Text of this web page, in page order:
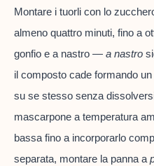
Montare i tuorli con lo
almeno quattro minuti, fino a
gonfio e a nastro — a nastro
il composto cade formando
su se stesso senza
mascarpone a temperatura
bassa fino a incorporarlo
separata, montare la panna a